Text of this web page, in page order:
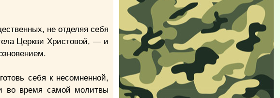
не отделяя себя
Церкви Христовой, — и
себя к несомненной,
во время самой молитвы